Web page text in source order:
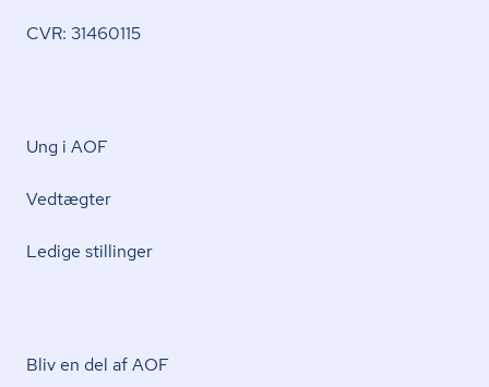
CVR: 31460115
Ung i AOF
Vedtægter
Ledige stillinger
Bliv en del af AOF